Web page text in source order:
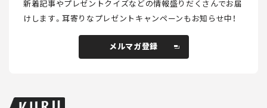
新着記事やプレゼントクイズなどの情報盛りだくさんでお届
けします。耳寄りなプレゼントキャンペーンもお知らせ中！
メルマガ登録